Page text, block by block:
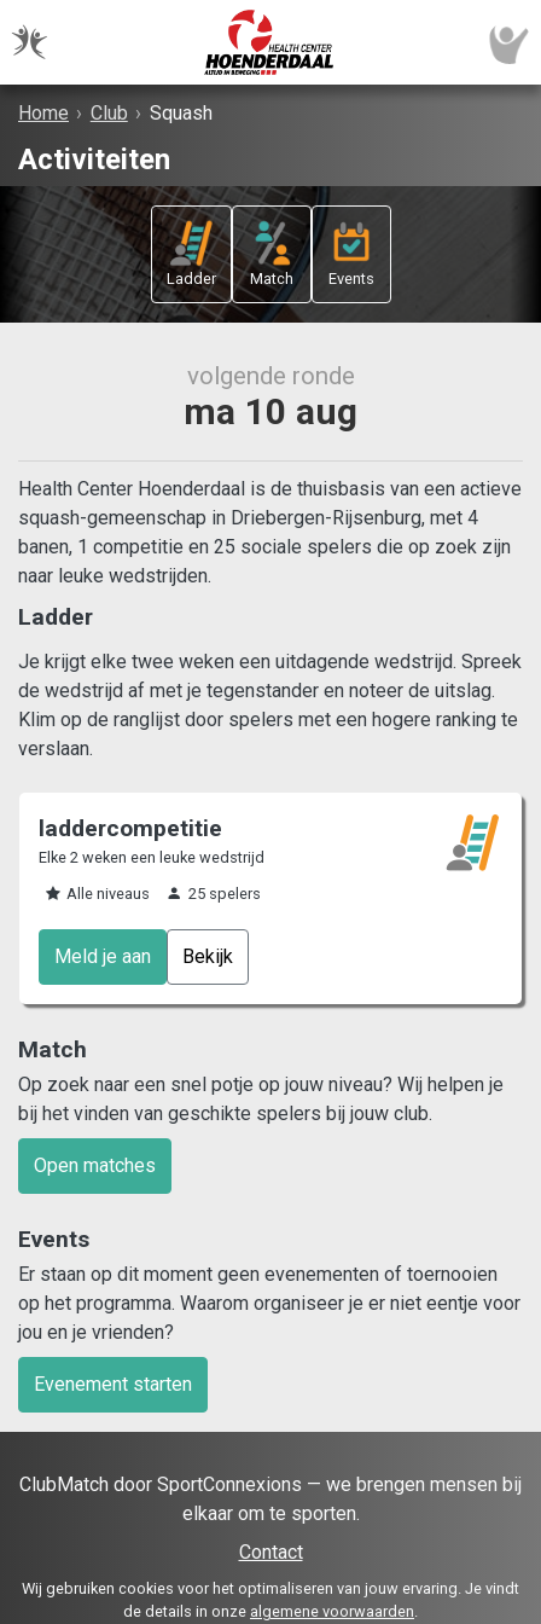
Home › Club › Squash
Activiteiten
Ladder Match Events
volgende ronde
ma 10 aug
Health Center Hoenderdaal is de thuisbasis van een actieve
squash-gemeenschap in Driebergen-Rijsenburg, met 4
banen, 1 competitie en 25 sociale spelers die op zoek zijn
naar leuke wedstrijden.
Ladder
Je krijgt elke twee weken een uitdagende wedstrijd. Spreek
de wedstrijd af met je tegenstander en noteer de uitslag.
Klim op de ranglijst door spelers met een hogere ranking te
verslaan.
laddercompetitie
Elke 2 weken een leuke wedstrijd
Alle niveaus
25 spelers
Meld je aan Bekijk
Match
Op zoek naar een snel potje op jouw niveau? Wij helpen je
bij het vinden van geschikte spelers bij jouw club.
Open matches
Events
Er staan op dit moment geen evenementen of toernooien
op het programma. Waarom organiseer je er niet eentje voor
jou en je vrienden?
Evenement starten
ClubMatch door SportConnexions — we brengen mensen bij
elkaar om te sporten.
Contact
Wij gebruiken cookies voor het optimaliseren van jouw ervaring. Je vindt
de details in onze algemene voorwaarden.